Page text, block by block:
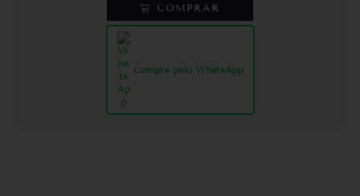
COMPRAR
Compre pelo WhatsApp